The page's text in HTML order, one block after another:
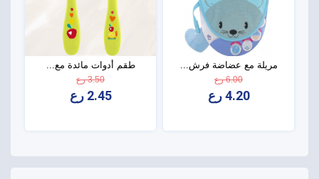
مريلة مع عضاضة فرش...
6.00 رع
4.20 رع
طقم أدوات مائدة مع...
3.50 رع
2.45 رع